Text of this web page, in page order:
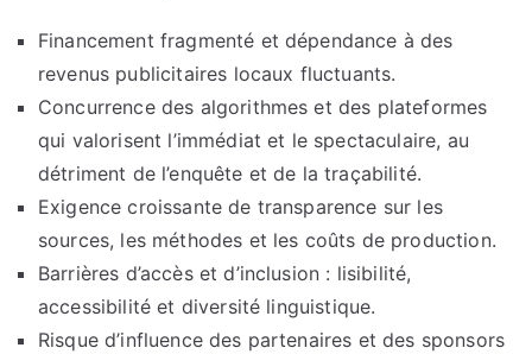
Financement fragmenté et dépendance à des
revenus publicitaires locaux fluctuants.
Concurrence des algorithmes et des plateformes
qui valorisent l’immédiat et le spectaculaire, au
détriment de l’enquête et de la traçabilité.
Exigence croissante de transparence sur les
sources, les méthodes et les coûts de production.
Barrières d’accès et d’inclusion : lisibilité,
accessibilité et diversité linguistique.
Risque d’influence des partenaires et des sponsors